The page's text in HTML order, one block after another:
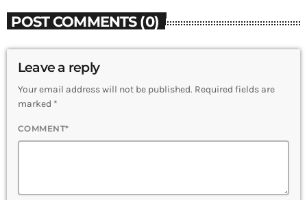
POST COMMENTS (0)
Leave a reply
Your email address will not be published. Required fields are
marked *
COMMENT*